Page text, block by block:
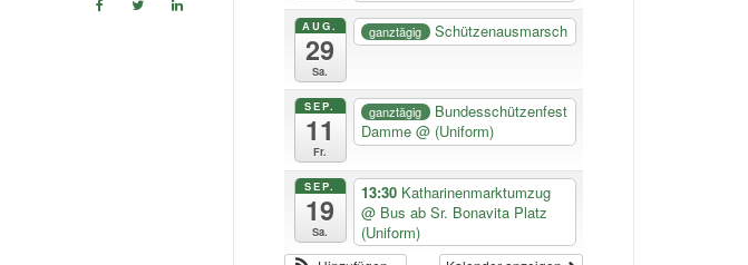
AUG.
29
Sa.
ganztägig Schützenausmarsch
SEP.
11
Fr.
ganztägig
Bundesschützenfest
Damme @ (Uniform)
SEP.
19
Sa.
13:30 Katharinenmarktumzug
@ Bus ab Sr. Bonavita Platz
(Uniform)